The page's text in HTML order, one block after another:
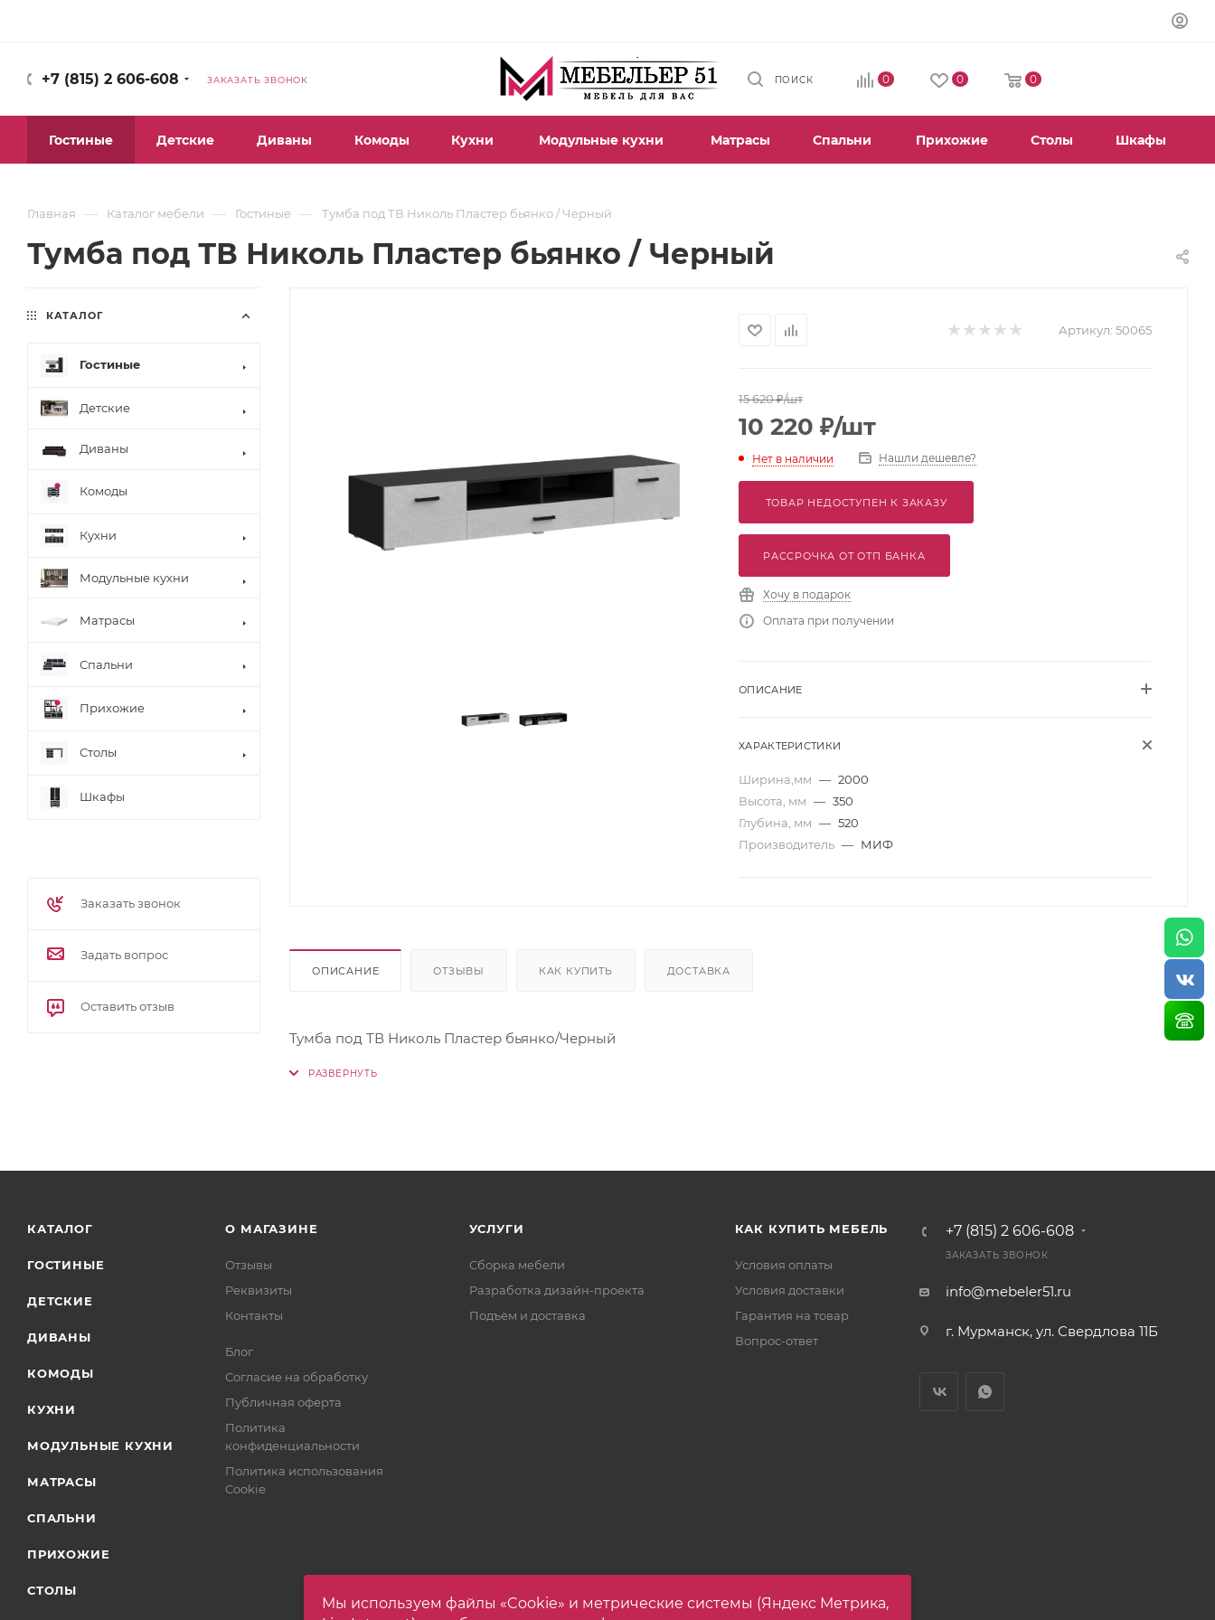
+7 (815) 2 606-608 ЗАКАЗАТЬ ЗВОНОК ПОИСК 0 0 0
Гостиные Детские Диваны Комоды Кухни Модульные кухни Матрасы Спальни Прихожие Столы Шкафы
Главная — Каталог мебели — Гостиные — Тумба под ТВ Николь Пластер бьянко / Черный
Тумба под ТВ Николь Пластер бьянко / Черный
Артикул: 50065
15 620₽/шт
10 220 ₽/шт
Нет в наличии Нашли дешевле?
ТОВАР НЕДОСТУПЕН К ЗАКАЗУ
РАССРОЧКА ОТ ОТП БАНКА
Хочу в подарок
Оплата при получении
ОПИСАНИЕ
ХАРАКТЕРИСТИКИ
Ширина,мм — 2000
Высота, мм — 350
Глубина, мм — 520
Производитель — МИФ
ОПИСАНИЕ ОТЗЫВЫ КАК КУПИТЬ ДОСТАВКА
Тумба под ТВ Николь Пластер бьянко/Черный
КАТАЛОГ
Гостиные
Детские
Диваны
Комоды
Кухни
Модульные кухни
Матрасы
Спальни
Прихожие
Столы
Шкафы
Заказать звонок
Задать вопрос
Оставить отзыв
КАТАЛОГ
ГОСТИНЫЕ
ДЕТСКИЕ
ДИВАНЫ
КОМОДЫ
КУХНИ
МОДУЛЬНЫЕ КУХНИ
МАТРАСЫ
СПАЛЬНИ
ПРИХОЖИЕ
СТОЛЫ
О МАГАЗИНЕ
Отзывы
Реквизиты
Контакты
Блог
Согласие на обработку
Публичная оферта
Политика
конфиденциальности
Политика использования
Cookie
УСЛУГИ
Сборка мебели
Разработка дизайн-проекта
Подъём и доставка
КАК КУПИТЬ МЕБЕЛЬ
Условия оплаты
Условия доставки
Гарантия на товар
Вопрос-ответ
+7 (815) 2 606-608
ЗАКАЗАТЬ ЗВОНОК
info@mebeler51.ru
г. Мурманск, ул. Свердлова 11Б
Мы используем файлы «Cookie» и метрические системы (Яндекс Метрика,